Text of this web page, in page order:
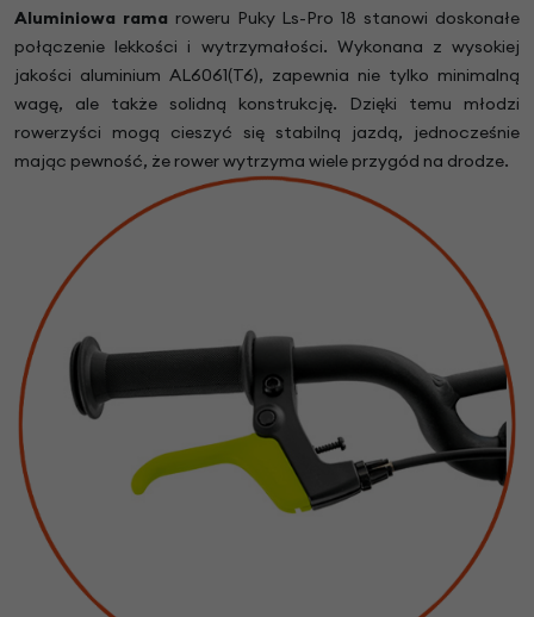
Aluminiowa rama roweru Puky Ls-Pro 18 stanowi doskonałe
połączenie lekkości i wytrzymałości. Wykonana z wysokiej
jakości aluminium AL6061(T6), zapewnia nie tylko minimalną
wagę, ale także solidną konstrukcję. Dzięki temu młodzi
rowerzyści mogą cieszyć się stabilną jazdą, jednocześnie
mając pewność, że rower wytrzyma wiele przygód na drodze.